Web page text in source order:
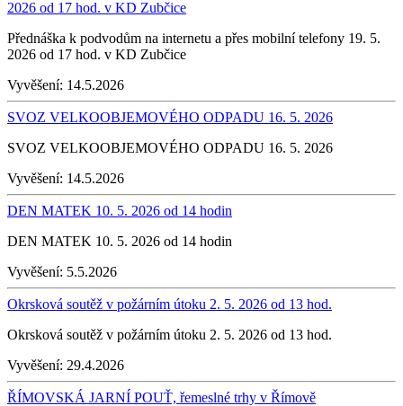
2026 od 17 hod. v KD Zubčice
Přednáška k podvodům na internetu a přes mobilní telefony 19. 5.
2026 od 17 hod. v KD Zubčice
Vyvěšení: 14.5.2026
SVOZ VELKOOBJEMOVÉHO ODPADU 16. 5. 2026
SVOZ VELKOOBJEMOVÉHO ODPADU 16. 5. 2026
Vyvěšení: 14.5.2026
DEN MATEK 10. 5. 2026 od 14 hodin
DEN MATEK 10. 5. 2026 od 14 hodin
Vyvěšení: 5.5.2026
Okrsková soutěž v požárním útoku 2. 5. 2026 od 13 hod.
Okrsková soutěž v požárním útoku 2. 5. 2026 od 13 hod.
Vyvěšení: 29.4.2026
ŘÍMOVSKÁ JARNÍ POUŤ, řemeslné trhy v Římově